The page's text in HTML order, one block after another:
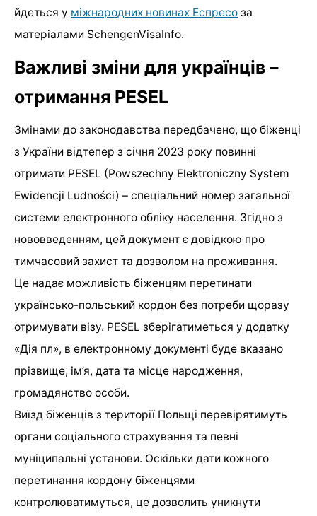
йдеться у міжнародних новинах Еспресо за
матеріалами SchengenVisaInfo.
Важливі зміни для українців –
отримання PESEL
Змінами до законодавства передбачено, що біженці
з України відтепер з січня 2023 року повинні
отримати PESEL (Powszechny Elektroniczny System
Ewidencji Ludności) – спеціальний номер загальної
системи електронного обліку населення. Згідно з
нововведенням, цей документ є довідкою про
тимчасовий захист та дозволом на проживання.
Це надає можливість біженцям перетинати
українсько-польський кордон без потреби щоразу
отримувати візу. PESEL зберігатиметься у додатку
«Дія пл», в електронному документі буде вказано
прізвище, ім’я, дата та місце народження,
громадянство особи.
Виїзд біженців з території Польщі перевірятимуть
органи соціального страхування та певні
муніципальні установи. Оскільки дати кожного
перетинання кордону біженцями
контролюватимуться, це дозволить уникнути